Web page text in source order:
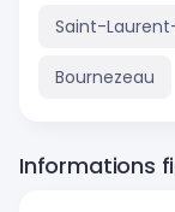
Saint-
Bournezeau
Informations